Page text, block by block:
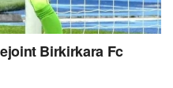
Birkirkara Fc